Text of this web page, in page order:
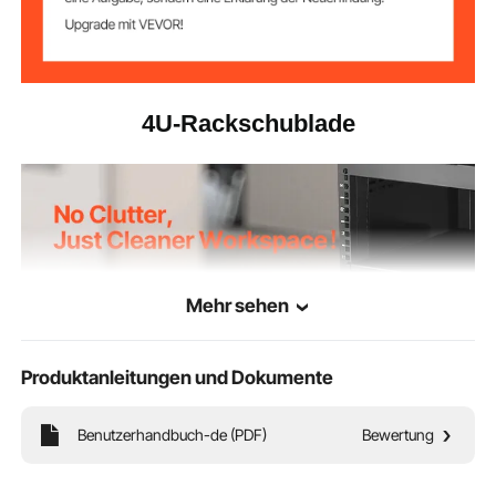
4U-Rackschublade
Mehr sehen
Produktanleitungen und Dokumente
Benutzerhandbuch-de (PDF) Bewertung